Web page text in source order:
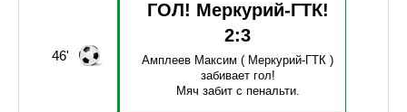
46'
ГОЛ! Меркурий-ГТК!
2:3
Амплеев Максим ( Меркурий-ГТК )
забивает гол!
Мяч забит с пенальти.